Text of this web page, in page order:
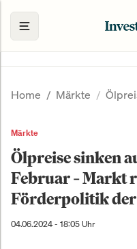
Home Märkte
Märkte
Ölpreise sinken
Februar – Markt
Förderpolitik der
04.06.2024 - 18:05 Uhr